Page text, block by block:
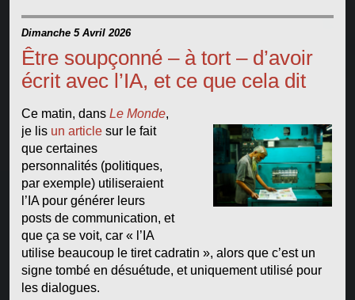
Dimanche 5 Avril 2026
Être soupçonné – à tort – d’avoir
écrit avec l’IA, et ce que cela dit
Ce matin, dans Le Monde,
je lis un articlesur le fait
que certaines
personnalités (politiques,
par exemple) utiliseraient
l’IA pour générer leurs
posts de communication, et
que ça se voit, car « l’IA
utilise beaucoup le tiret cadratin », alors que c’est un
signe tombé en désuétude, et uniquement utilisé pour
les dialogues.